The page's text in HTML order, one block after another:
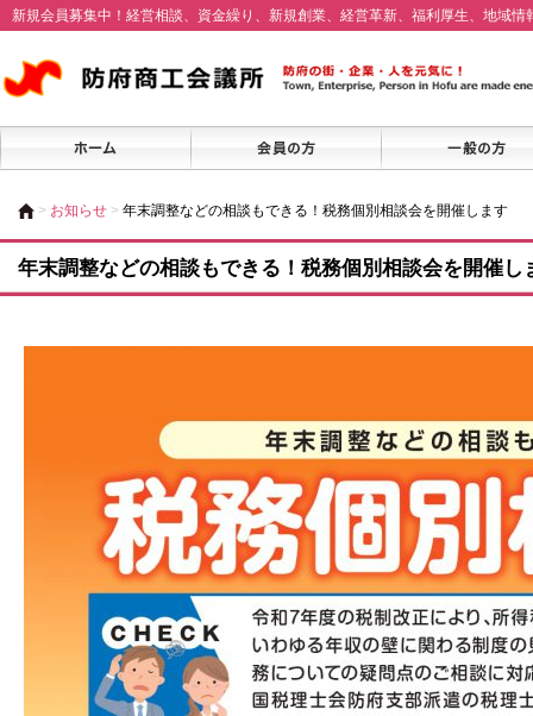
新規会員募集中！経営相談、資金繰り、新規創業、経営革新、福利厚生、地域
> お知らせ > 年末調整などの相談もできる！税務個別相談会を開催します
年末調整などの相談もできる！税務個別相談会を開催し